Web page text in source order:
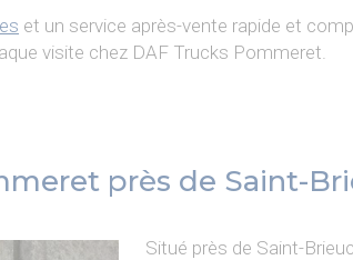
et un service après-vente rapide et
visite chez DAF Trucks Pommeret.
près de Saint-
Situé près de Saint-